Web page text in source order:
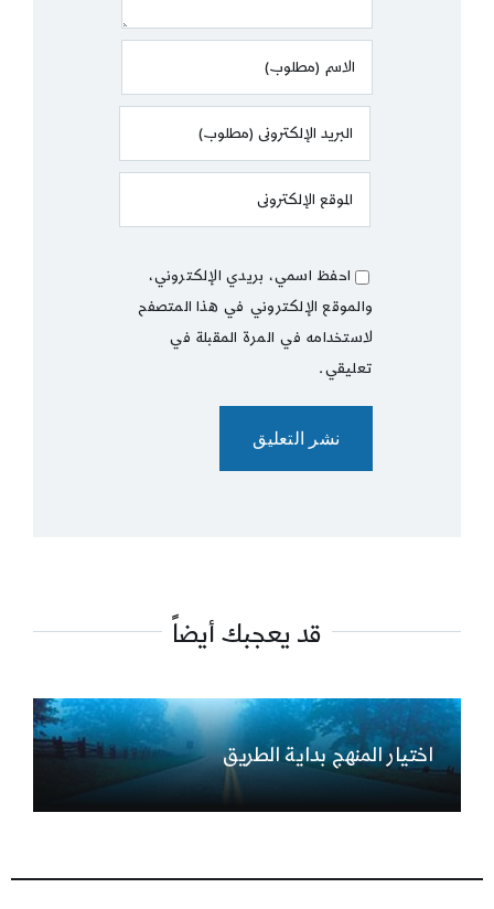
احفظ اسمي، بريدي الإلكتروني،
والموقع الإلكتروني في هذا المتصفح
لاستخدامه في المرة المقبلة في
تعليقي.
قد يعجبك أيضاً
اختيار المنهج بداية الطريق